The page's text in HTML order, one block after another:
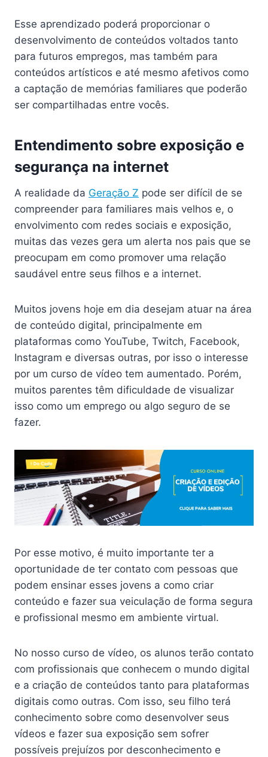
Esse aprendizado poderá proporcionar o
desenvolvimento de conteúdos voltados tanto
para futuros empregos, mas também para
conteúdos artísticos e até mesmo afetivos como
a captação de memórias familiares que poderão
ser compartilhadas entre vocês.
Entendimento sobre exposição e
segurança na internet
A realidade da Geração Z pode ser difícil de se
compreender para familiares mais velhos e, o
envolvimento com redes sociais e exposição,
muitas das vezes gera um alerta nos pais que se
preocupam em como promover uma relação
saudável entre seus filhos e a internet.
Muitos jovens hoje em dia desejam atuar na área
de conteúdo digital, principalmente em
plataformas como YouTube, Twitch, Facebook,
Instagram e diversas outras, por isso o interesse
por um curso de vídeo tem aumentado. Porém,
muitos parentes têm dificuldade de visualizar
isso como um emprego ou algo seguro de se
fazer.
Por esse motivo, é muito importante ter a
oportunidade de ter contato com pessoas que
podem ensinar esses jovens a como criar
conteúdo e fazer sua veiculação de forma segura
e profissional mesmo em ambiente virtual.
No nosso curso de vídeo, os alunos terão contato
com profissionais que conhecem o mundo digital
e a criação de conteúdos tanto para plataformas
digitais como outras. Com isso, seu filho terá
conhecimento sobre como desenvolver seus
vídeos e fazer sua exposição sem sofrer
possíveis prejuízos por desconhecimento e